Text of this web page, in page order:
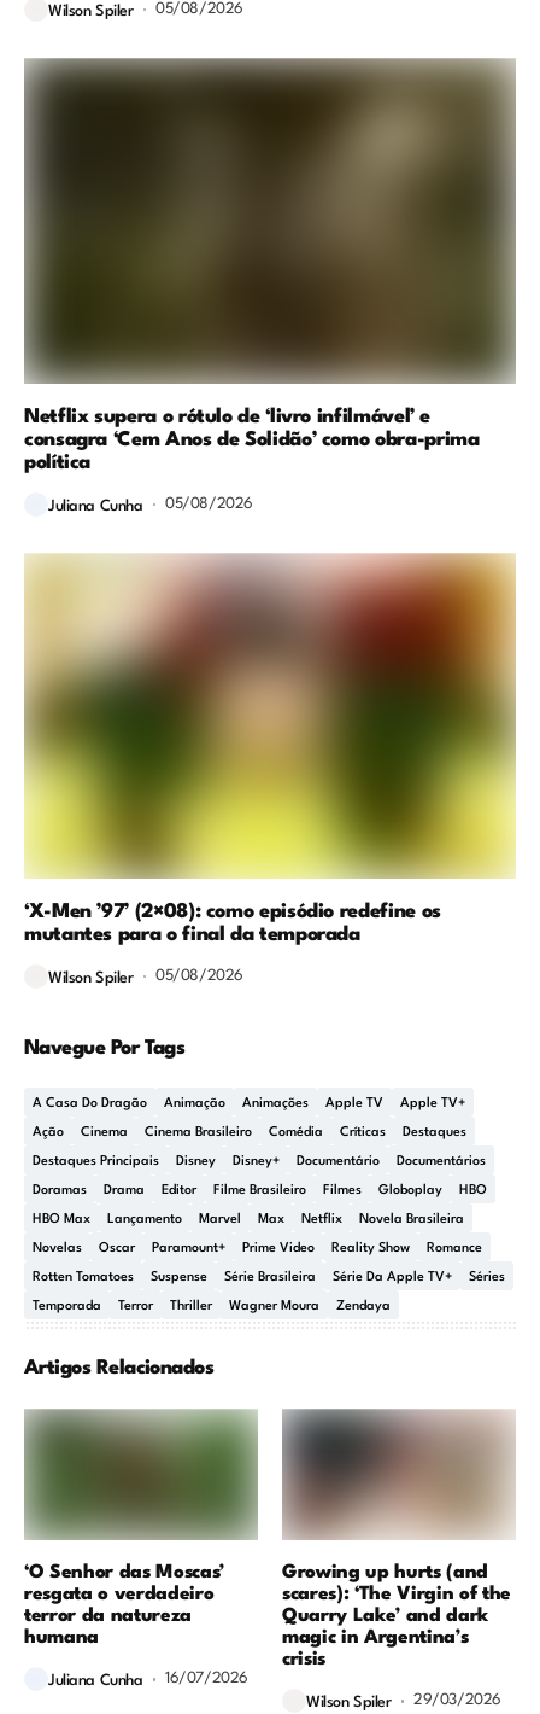
Wilson Spiler 05/08/2026
Netflix supera o rótulo de ‘livro infilmável’ e
consagra ‘Cem Anos de Solidão’ como obra-prima
política
Juliana Cunha 05/08/2026
‘X-Men ’97’ (2×08): como episódio redefine os
mutantes para o final da temporada
Wilson Spiler 05/08/2026
Navegue Por Tags
A Casa Do Dragão Animação Animações Apple TV Apple TV+
Ação Cinema Cinema Brasileiro Comédia Críticas Destaques
Destaques Principais Disney Disney+ Documentário Documentários
Doramas Drama Editor Filme Brasileiro Filmes Globoplay HBO
HBO Max Lançamento Marvel Max Netflix Novela Brasileira
Novelas Oscar Paramount+ Prime Video Reality Show Romance
Rotten Tomatoes Suspense Série Brasileira Série Da Apple TV+ Séries
Temporada Terror Thriller Wagner Moura Zendaya
Artigos Relacionados
‘O Senhor das Moscas’
resgata o verdadeiro
terror da natureza
humana
Juliana Cunha 16/07/2026
Growing up hurts (and
scares): ‘The Virgin of the
Quarry Lake’ and dark
magic in Argentina’s
crisis
Wilson Spiler 29/03/2026